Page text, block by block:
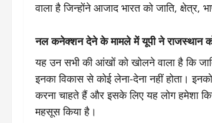
वाला है जिन्होंने आजाद भारत को जाति, क्षेत्र,
नल कनेक्शन देने के मामले में यूपी ने राजस्थान
यह उन सभी की आंखों को खोलने वाला है कि
इनका विकास से कोई लेना-देना नहीं होता।
करना चाहते हैं और इसके लिए यह लोग हमेशा
महसूस किया है।